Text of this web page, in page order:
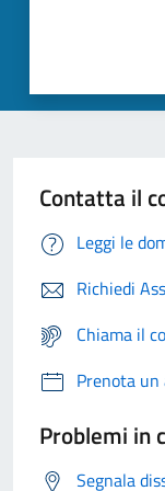
Contatta il
Leggi le
Richiedi
Chiama il
Prenota
Problemi in
Segnala